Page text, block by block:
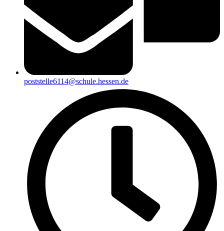
poststelle6114@schule.hessen.de